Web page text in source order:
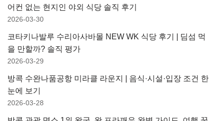
어컨 없는 현지인 야외 식당 솔직 후기
2026-03-30
코타키나발루 수리아사바몰 NEW WK 식당 후기 | 딤섬 먹
을 만할까? 솔직 평가
2026-03-29
방콕 수완나품공항 미라클 라운지 | 음식·시설·입장 조건 한
눈에 보기
2026-03-28